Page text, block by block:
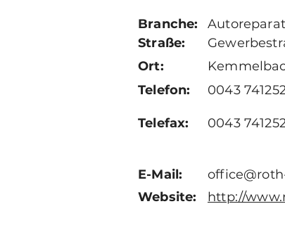
Branche:
Straße:
Ort:
Telefon:
0043
Telefax: 0043
E-Mail:
Website:
http://